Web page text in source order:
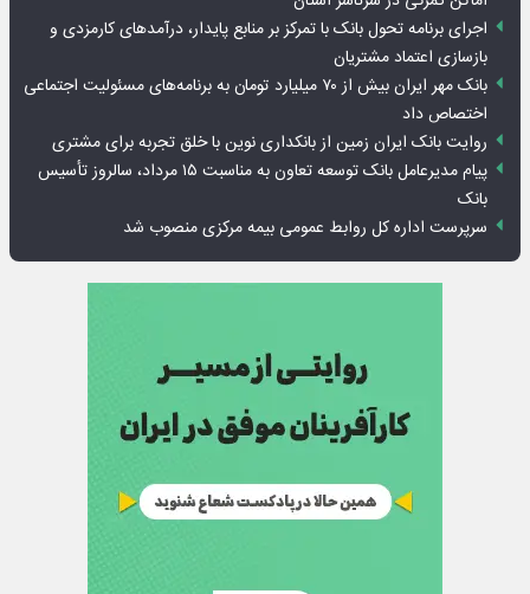
اجرای برنامه تحول بانک با تمرکز بر منابع پایدار، درآمدهای کارمزدی و
بازسازی اعتماد مشتریان
بانک مهر ایران بیش از ۷۰ میلیارد تومان به برنامه‌های مسئولیت اجتماعی
اختصاص داد
روایت بانک ایران زمین از بانکداری نوین با خلق تجربه برای مشتری
پیام مدیرعامل بانک توسعه تعاون به مناسبت ۱۵ مرداد، سالروز تأسیس
بانک
سرپرست اداره کل روابط عمومی بیمه مرکزی منصوب شد